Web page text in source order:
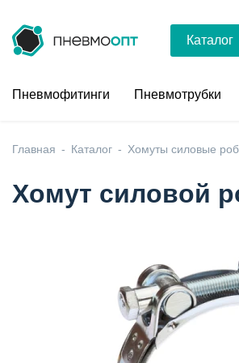
Каталог
Пневмофитинги Пневмотрубки
Главная Каталог Хомуты силовые
Хомут силовой